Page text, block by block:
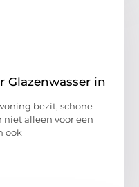
Glazenwasser in
bezit, schone
niet alleen voor een
ook